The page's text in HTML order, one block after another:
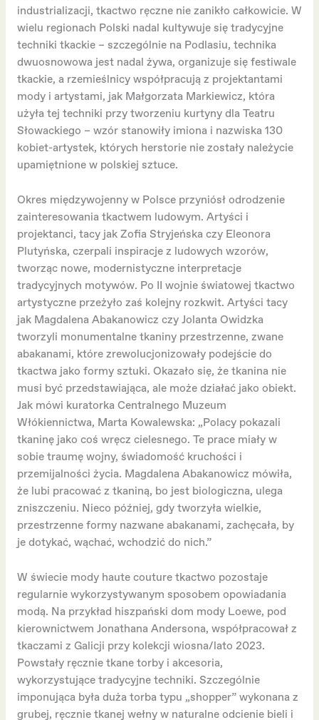
industrializacji, tkactwo ręczne nie zanikło całkowicie. W
wielu regionach Polski nadal kultywuje się tradycyjne
techniki tkackie – szczególnie na Podlasiu, technika
dwuosnowowa jest nadal żywa, organizuje się festiwale
tkackie, a rzemieślnicy współpracują z projektantami
mody i artystami, jak Małgorzata Markiewicz, która
użyła tej techniki przy tworzeniu kurtyny dla Teatru
Słowackiego – wzór stanowiły imiona i nazwiska 130
kobiet-artystek, których herstorie nie zostały należycie
upamiętnione w polskiej sztuce.
Okres międzywojenny w Polsce przyniósł odrodzenie
zainteresowania tkactwem ludowym. Artyści i
projektanci, tacy jak Zofia Stryjeńska czy Eleonora
Plutyńska, czerpali inspiracje z ludowych wzorów,
tworząc nowe, modernistyczne interpretacje
tradycyjnych motywów. Po II wojnie światowej tkactwo
artystyczne przeżyło zaś kolejny rozkwit. Artyści tacy
jak Magdalena Abakanowicz czy Jolanta Owidzka
tworzyli monumentalne tkaniny przestrzenne, zwane
abakanami, które zrewolucjonizowały podejście do
tkactwa jako formy sztuki. Okazało się, że tkanina nie
musi być przedstawiająca, ale może działać jako obiekt.
Jak mówi kuratorka Centralnego Muzeum
Włókiennictwa, Marta Kowalewska: „Polacy pokazali
tkaninę jako coś wręcz cielesnego. Te prace miały w
sobie traumę wojny, świadomość kruchości i
przemijalności życia. Magdalena Abakanowicz mówiła,
że lubi pracować z tkaniną, bo jest biologiczna, ulega
zniszczeniu. Nieco później, gdy tworzyła wielkie,
przestrzenne formy nazwane abakanami, zachęcała, by
je dotykać, wąchać, wchodzić do nich.”
W świecie mody haute couture tkactwo pozostaje
regularnie wykorzystywanym sposobem opowiadania
modą. Na przykład hiszpański dom mody Loewe, pod
kierownictwem Jonathana Andersona, współpracował z
tkaczami z Galicji przy kolekcji wiosna/lato 2023.
Powstały ręcznie tkane torby i akcesoria,
wykorzystujące tradycyjne techniki. Szczególnie
imponująca była duża torba typu „shopper” wykonana z
grubej, ręcznie tkanej wełny w naturalne odcienie bieli i